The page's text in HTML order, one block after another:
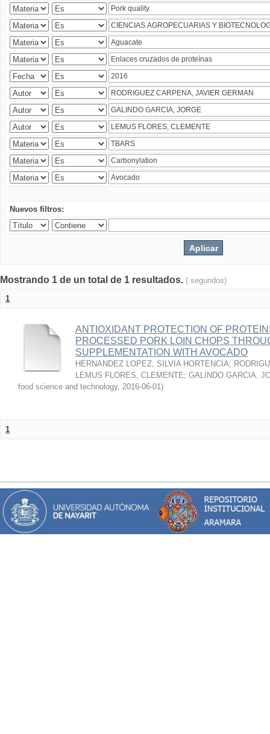
Nuevos filtros:
Mostrando 1 de un total de 1 resultados. ( segundos)
1
ANTIOXIDANT PROTECTION OF
PROCESSED PORK LOIN CHOPS
SUPPLEMENTATION WITH AVOCADO
HERNANDEZ LOPEZ, SILVIA HORTENCIA;
LEMUS FLORES, CLEMENTE; GALINDO GARCIA,
food science and technology, 2016-06-01)
1